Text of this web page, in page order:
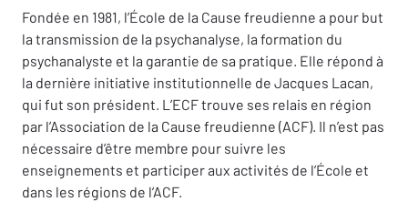
Fondée en 1981, l’École de la Cause freudienne a pour but
la transmission de la psychanalyse, la formation du
psychanalyste et la garantie de sa pratique. Elle répond à
la dernière initiative institutionnelle de Jacques Lacan,
qui fut son président. L’ECF trouve ses relais en région
par l’Association de la Cause freudienne (ACF). Il n’est pas
nécessaire d’être membre pour suivre les
enseignements et participer aux activités de l’École et
dans les régions de l’ACF.